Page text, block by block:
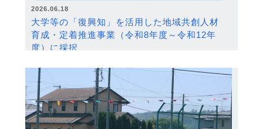
2026.06.18
大学等の「復興知」を活用した地域共創人材
育成・定着推進事業（令和8年度～令和12年
度）に採択